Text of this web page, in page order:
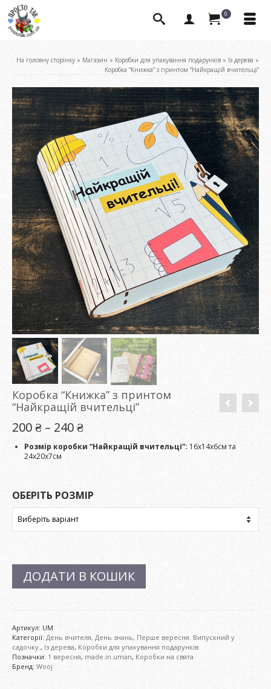
0
На головну сторінку » Магазин » Коробки для упакування подарунків » Із дерева »
Коробка “Книжка” з принтом “Найкращій вчительці”
Коробка “Книжка” з принтом
“Найкращій вчительці”
200₴ – 240₴Діапазон
від
Розмір коробки “Найкращій вчительці”: 16х14х6см та
24х20х7см
ОБЕРІТЬ РОЗМІР
ДОДАТИ В КОШИК
Артикул: UM
Категорії: День вчителя, День знань, Перше вересня. Випускний у
садочку., Із дерева, Коробки для упакування подарунків
Позначки: 1 вересня, made.in.uman, Коробки на свята
Бренд: Wooj